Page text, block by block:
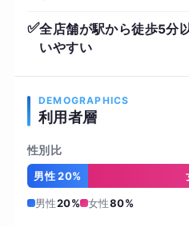
✅全店舗が駅から徒歩5分
いやすい
DEMOGRAPHICS
利用者層
性別比
男性 20%
男性20% 女性80%